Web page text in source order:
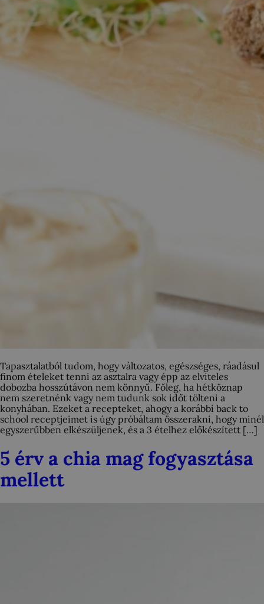
Tapasztalatból tudom, hogy változatos, egészséges, ráadásul
finom ételeket tenni az asztalra vagy épp az elviteles
dobozba hosszútávon nem könnyű. Főleg, ha hétköznap
nem szeretnénk vagy nem tudunk sok időt tölteni a
konyhában. Ezeket a recepteket, ahogy a korábbi back to
school receptjeimet is úgy próbáltam összerakni, hogy minél
egyszerűbben elkészüljenek, és a 3 ételhez előkészített […]
5 érv a chia mag fogyasztása
mellett